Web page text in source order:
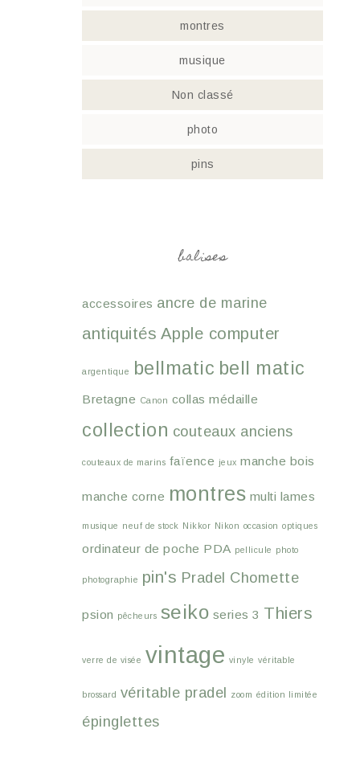
montres
musique
Non classé
photo
pins
balises
accessoires ancre de marine
antiquités Apple computer
argentique bellmatic bell matic
Bretagne Canon collas médaille
collection couteaux anciens
couteaux de marins faïence jeux manche bois
manche corne montres multi lames
musique neuf de stock Nikkor Nikon occasion optiques
ordinateur de poche PDA pellicule photo
photographie pin's Pradel Chomette
psion pêcheurs seiko series 3 Thiers
verre de visée vintage vinyle véritable
brossard véritable pradel zoom édition limitée
épinglettes